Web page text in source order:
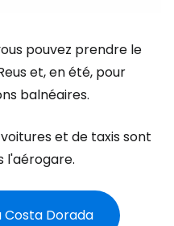
pouvez prendre le
et, en été, pour
balnéaires.
et de taxis sont
l'aérogare.
Costa Dorada